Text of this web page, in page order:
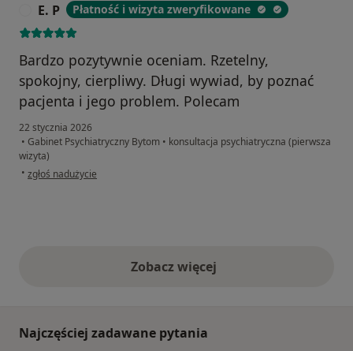
E. P Płatność i wizyta zweryfikowane
Bardzo pozytywnie oceniam. Rzetelny,
spokojny, cierpliwy. Długi wywiad, by poznać
pacjenta i jego problem. Polecam
22 stycznia 2026
• Gabinet Psychiatryczny Bytom • konsultacja psychiatryczna (pierwsza
wizyta)
• w opinii użytkownika E. P
zgłoś nadużycie
Zobacz więcejopinie powyżej
Najczęściej zadawane pytania